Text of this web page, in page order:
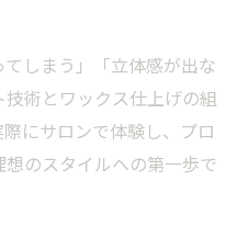
てしまう」「立体感が出な
術とワックス仕上げの組
にサロンで体験し、プロ
のスタイルへの第一歩で